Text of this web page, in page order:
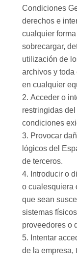
Condiciones
derechos e
cualquier
sobrecargar,
utilización de
archivos y
en cualquier
Acceder o
restringidas
condiciones
Provocar
lógicos del
de terceros.
Introducir o
o cualesquiera
que sean
sistemas
proveedores o
Intentar
de la empresa,